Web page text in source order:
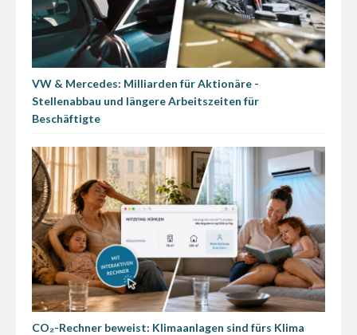
VW & Mercedes: Milliarden für Aktionäre -
Stellenabbau und längere Arbeitszeiten für
Beschäftigte
CO₂-Rechner beweist: Klimaanlagen sind fürs Klima